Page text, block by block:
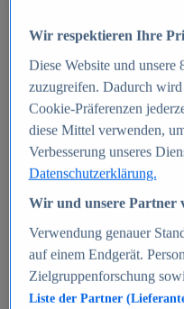
E-commerce
Beliebte Statistiken
Aktuelle Statistiken
E-Commerce -
Deutschland
Umsatz von
2010-2025
B2C-E-
Deutschland 2024
Marktanteile
Deutschland 2024
Umsatzstarke
Deutschland
Wir respektieren Ihre
Diese Website und unsere
zuzugreifen. Dadurch
Cookie-Präferenzen
diese Mittel verwenden,
Verbesserung unseres
Datenschutzerklärung.
Wir und unsere Partner
Verwendung genauer
auf einem Endgerät.
Zielgruppenforschung
Liste der Partner